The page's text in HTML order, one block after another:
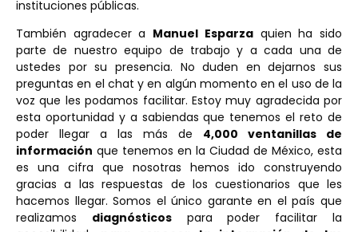
instituciones públicas.
También agradecer a Manuel Esparzaquien ha sido
parte de nuestro equipo de trabajo y a cada una de
ustedes por su presencia. No duden en dejarnos sus
preguntas en el chat y en algún momento en el uso de la
voz que les podamos facilitar. Estoy muy agradecida por
esta oportunidad y a sabiendas que tenemos el reto de
poder llegar a las más de 4,000 ventanillas de
información que tenemos en la Ciudad de México, esta
es una cifra que nosotras hemos ido construyendo
gracias a las respuestas de los cuestionarios que les
hacemos llegar. Somos el único garante en el país que
realizamos diagnósticospara poder facilitar la